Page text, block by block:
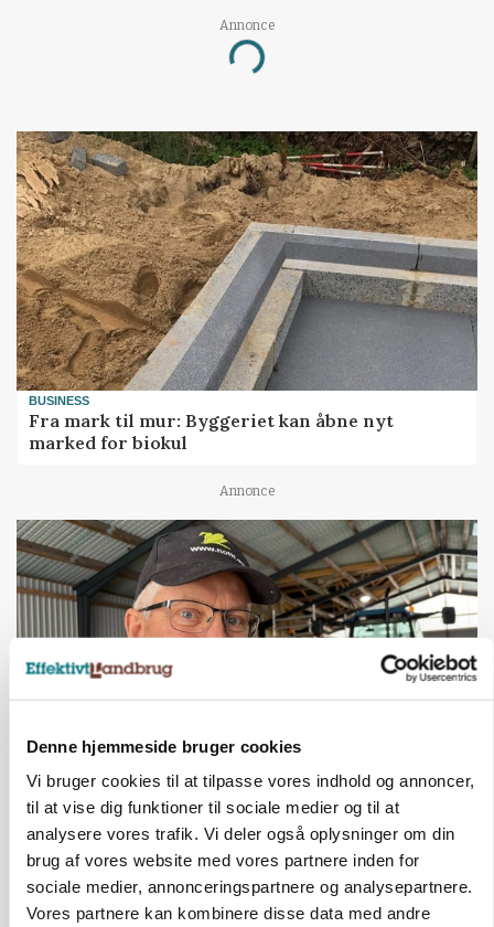
Denne hjemmeside bruger cookies
Vi bruger cookies til at tilpasse vores indhold og annoncer,
til at vise dig funktioner til sociale medier og til at
analysere vores trafik. Vi deler også oplysninger om din
brug af vores website med vores partnere inden for
sociale medier, annonceringspartnere og analysepartnere.
Vores partnere kan kombinere disse data med andre
Annonce
Loading...
BUSINESS
Fra mark til mur: Byggeriet kan åbne nyt
marked for biokul
Annonce
POLITIK
»Nu stopper I«: Landbrugsdebattør og
protestgruppe vil demonstrere mod ny
gødskningslov